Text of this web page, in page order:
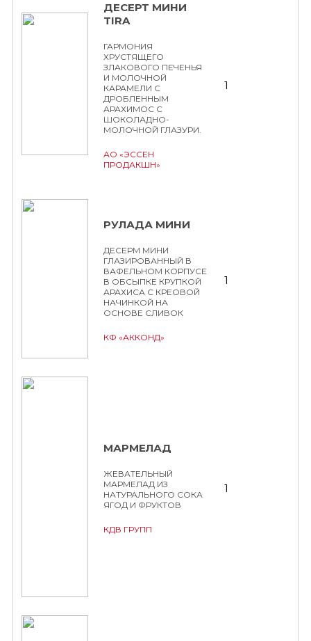
ДЕСЕРТ МИНИ
TIRA
ГАРМОНИЯ
ХРУСТЯЩЕГО
ЗЛАКОВОГО ПЕЧЕНЬЯ
И МОЛОЧНОЙ
КАРАМЕЛИ С
ДРОБЛЕННЫМ
АРАХИМОС С
ШОКОЛАДНО-
МОЛОЧНОЙ ГЛАЗУРИ.
АО «ЭССЕН
ПРОДАКШН»
1
РУЛАДА МИНИ
ДЕСЕРМ МИНИ
ГЛАЗИРОВАННЫЙ В
ВАФЕЛЬНОМ КОРПУСЕ
В ОБСЫПКЕ КРУПКОЙ
АРАХИСА С КРЕОВОЙ
НАЧИНКОЙ НА
ОСНОВЕ СЛИВОК
КФ «АККОНД»
1
МАРМЕЛАД
ЖЕВАТЕЛЬНЫЙ
МАРМЕЛАД ИЗ
НАТУРАЛЬНОГО СОКА
ЯГОД И ФРУКТОВ
КДВ ГРУПП
1